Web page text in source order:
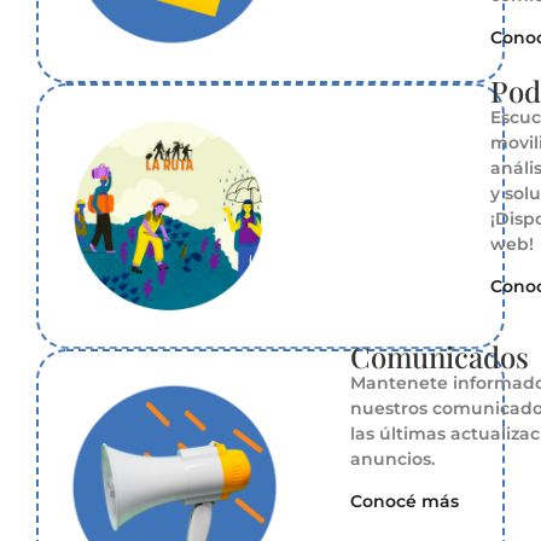
y
web!
Comunicados
Mantenete
nuestros
las últimas
anuncios.
Conocé más